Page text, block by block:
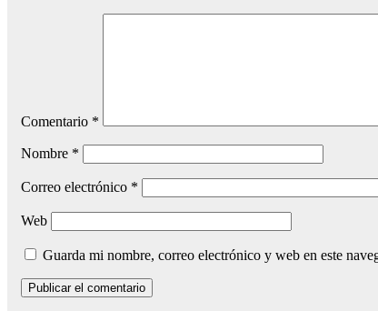
Comentario *
Nombre *
Correo electrónico *
Web
Guarda mi nombre, correo electrónico y web en este